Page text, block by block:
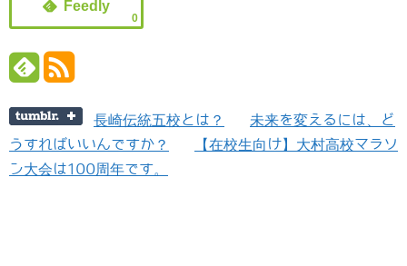
0
長崎伝統五校とは？
未来を変えるには、ど
うすればいいんですか？
【在校生向け】大村高校マラソ
ン大会は100周年です。